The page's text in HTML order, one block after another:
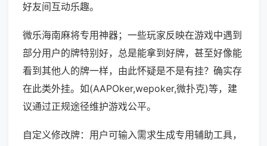
好友间互动乐趣。
微乐海南麻将专用神器；一些玩家反映在游戏中遇到
部分用户的牌特别好，总是能拿到好牌，甚至好像能
看到其他人的牌一样，由此怀疑是不是有挂？确实存
在此类外挂。如(AAPOker,wepoker,微扑克)等，建
议通过正规途径维护游戏公平。
自定义修改牌：用户可输入需求生成专用辅助工具，